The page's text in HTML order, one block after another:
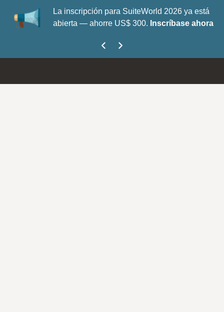
La inscripción para SuiteWorld 2026 ya está
abierta — ahorre US$ 300. Inscríbase ahora